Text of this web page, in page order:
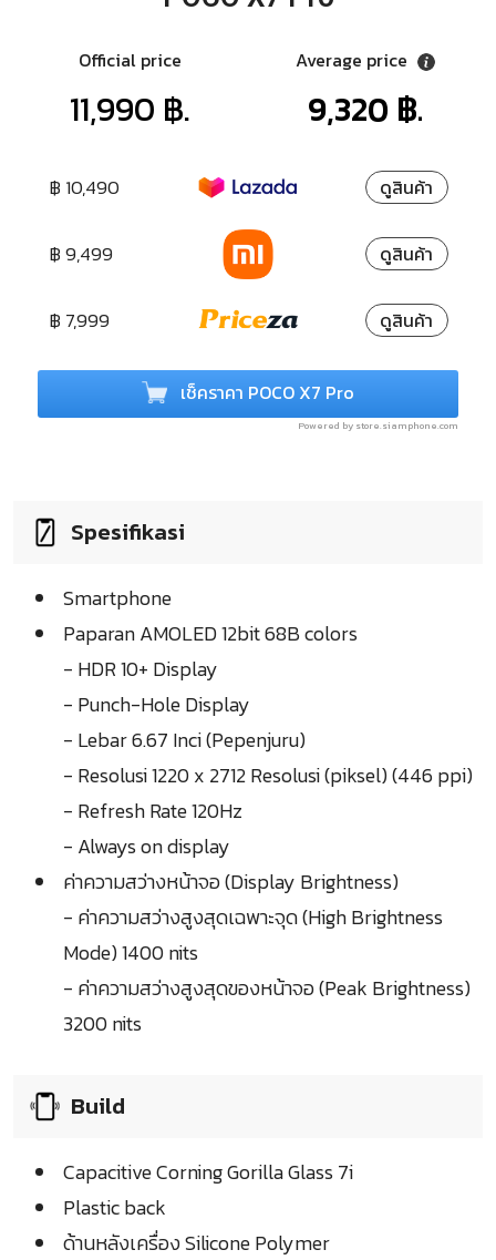
Official price
11,990 ฿.
Average price
9,320 ฿.
฿ 10,490 ดูสินค้า
฿ 9,499 ดูสินค้า
฿ 7,999 ดูสินค้า
เช็คราคา POCO X7 Pro
Powered by store.siamphone.com
Spesifikasi
Smartphone
Paparan AMOLED 12bit 68B colors
- HDR 10+ Display
- Punch-Hole Display
- Lebar 6.67 Inci (Pepenjuru)
- Resolusi 1220 x 2712 Resolusi (piksel) (446 ppi)
- Refresh Rate 120Hz
- Always on display
ค่าความสว่างหน้าจอ (Display Brightness)
- ค่าความสว่างสูงสุดเฉพาะจุด (High Brightness
Mode) 1400 nits
- ค่าความสว่างสูงสุดของหน้าจอ (Peak Brightness)
3200 nits
Build
Capacitive Corning Gorilla Glass 7i
Plastic back
ด้านหลังเครื่อง Silicone Polymer